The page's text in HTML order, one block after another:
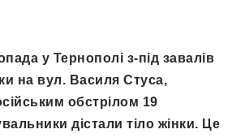
у Тернополі з-під завалів
на вул. Василя Стуса,
обстрілом 19
дістали тіло жінки. Це